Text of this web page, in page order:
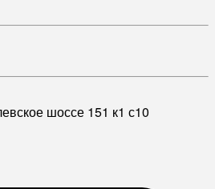
шоссе 151 к1 с10